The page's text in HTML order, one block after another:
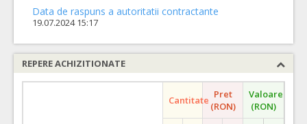
Data de raspuns a autoritatii contractante
19.07.2024 15:17
REPERE ACHIZITIONATE
Cantitate Pret
(RON)
Valoare
(RON)